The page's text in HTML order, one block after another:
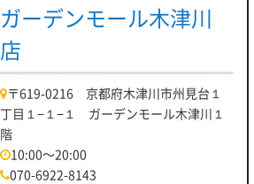
ガーデンモール木津川
店
〒619-0216 京都府木津川市州見台１
丁目１−１−１ ガーデンモール木津川１
階
10:00～20:00
070-6922-8143